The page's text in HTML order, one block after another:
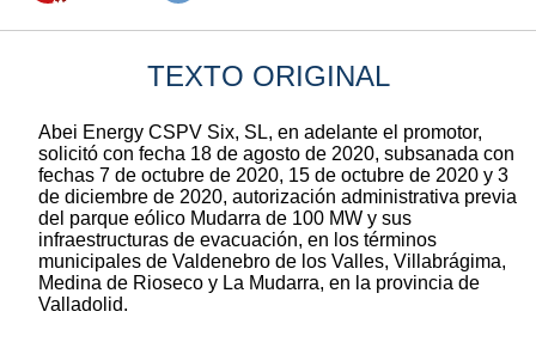
TEXTO ORIGINAL
Abei Energy CSPV Six, SL, en adelante el promotor,
solicitó con fecha 18 de agosto de 2020, subsanada con
fechas 7 de octubre de 2020, 15 de octubre de 2020 y 3
de diciembre de 2020, autorización administrativa previa
del parque eólico Mudarra de 100 MW y sus
infraestructuras de evacuación, en los términos
municipales de Valdenebro de los Valles, Villabrágima,
Medina de Rioseco y La Mudarra, en la provincia de
Valladolid.